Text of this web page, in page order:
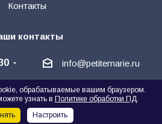
Контакты
контакты
info@petitemarie.ru
+7 964 500 40 30
директору
обрабатываемые вашим браузером.
узнать в Политике обработки ПД.
Настроить